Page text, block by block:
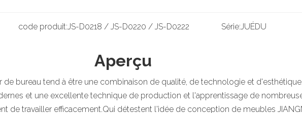
code produit:JS-D0218 / JS-D0220 / JS-D0222 Série:JUÉDU
Aperçu
bureau tend à être une combinaison de qualité, de technologie et
et une excellente technique de production et l'apprentissage de
de travailler efficacement.Qui détestent l'idée de conception de meubles